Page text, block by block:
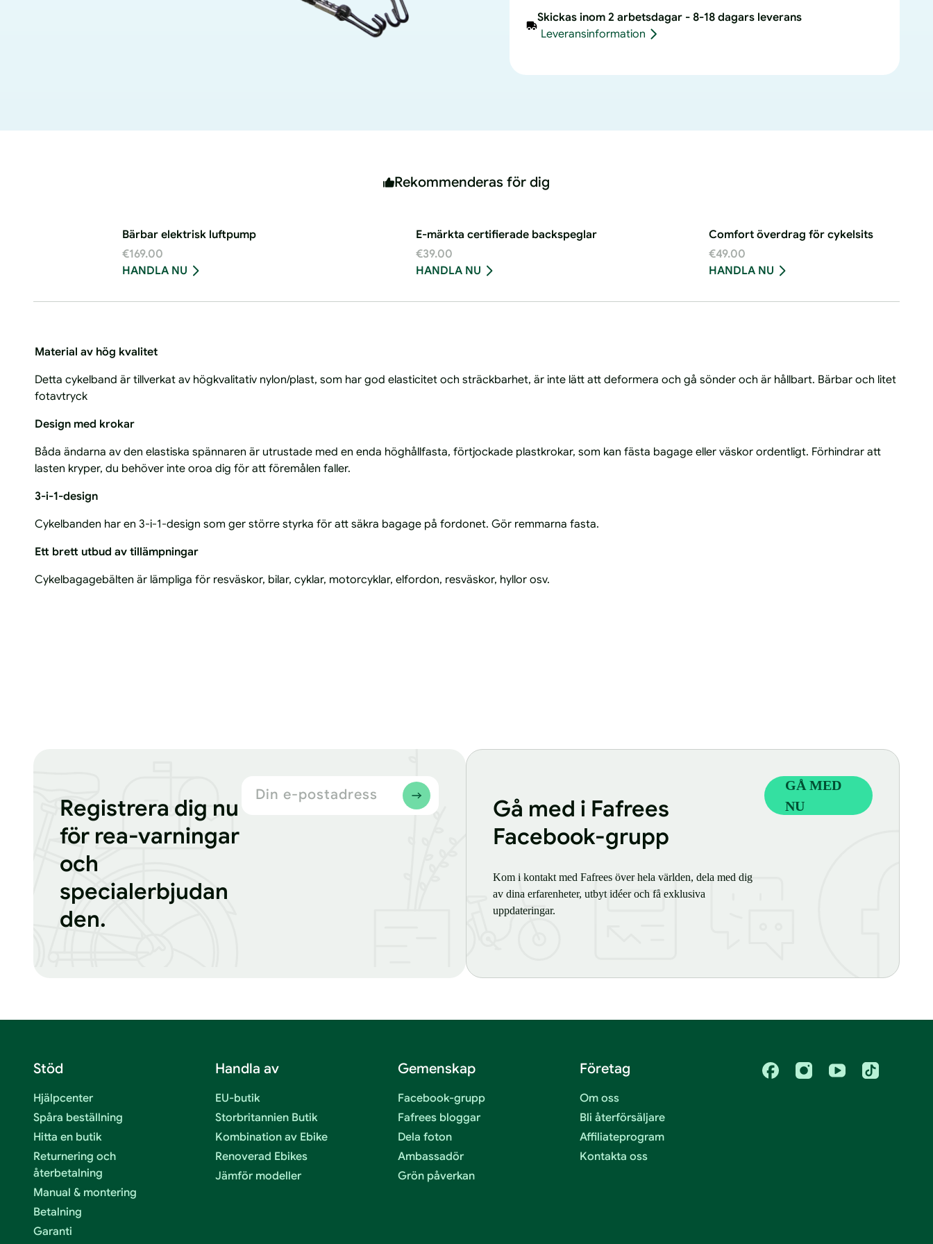
för
Bicycle
Down
för
Bicycle
Down
Skickas inom 2 arbetsdagar - 8-18 dagars leverans
Leveransinformation
Rekommenderas för dig
Bärbar elektrisk luftpump
€169.00
HANDLA NU
E-märkta certifierade backspeglar
€39.00
HANDLA NU
Comfort överdrag för cykelsits
€49.00
HANDLA NU
Material av hög kvalitet
Detta cykelband är tillverkat av högkvalitativ nylon/plast, som har god elasticitet och sträckbarhet, är inte lätt att deformera och gå sönder och är hållbart. Bärbar och litet
fotavtryck
Design med krokar
Båda ändarna av den elastiska spännaren är utrustade med en enda höghållfasta, förtjockade plastkrokar, som kan fästa bagage eller väskor ordentligt. Förhindrar att
lasten kryper, du behöver inte oroa dig för att föremålen faller.
3-i-1-design
Cykelbanden har en 3-i-1-design som ger större styrka för att säkra bagage på fordonet. Gör remmarna fasta.
Ett brett utbud av tillämpningar
Cykelbagagebälten är lämpliga för resväskor, bilar, cyklar, motorcyklar, elfordon, resväskor, hyllor osv.
Registrera dig nu
för rea-varningar
och
specialerbjudan
den.
Din e-postadress
Gå med i Fafrees
Facebook-grupp
Kom i kontakt med Fafrees över hela världen, dela med dig
av dina erfarenheter, utbyt idéer och få exklusiva
uppdateringar.
GÅ MED
NU
Stöd
Hjälpcenter
Spåra beställning
Hitta en butik
Returnering och
återbetalning
Manual & montering
Betalning
Garanti
Handla av
EU-butik
Storbritannien Butik
Kombination av Ebike
Renoverad Ebikes
Jämför modeller
Gemenskap
Facebook-grupp
Fafrees bloggar
Dela foton
Ambassadör
Grön påverkan
Företag
Om oss
Bli återförsäljare
Affiliateprogram
Kontakta oss
FacebookInstagramYoutubeTiktok